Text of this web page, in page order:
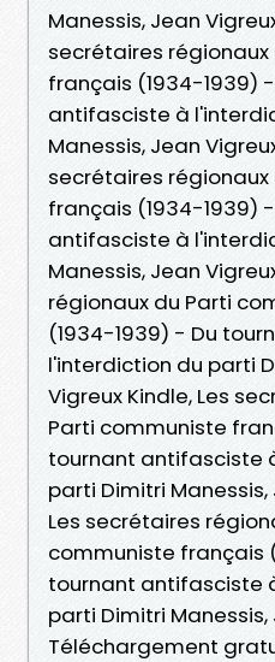
Manessis, Jean
secrétaires
français (1934-1939)
antifasciste à
Manessis, Jean
secrétaires
français (1934-1939)
antifasciste à
Manessis, Jean
régionaux du Parti
(1934-1939) - Du
l'interdiction du parti
Vigreux Kindle, Les
Parti communiste
tournant antifasciste
parti Dimitri Manessis,
Les secrétaires
communiste français
tournant antifasciste
parti Dimitri Manessis,
Téléchargement